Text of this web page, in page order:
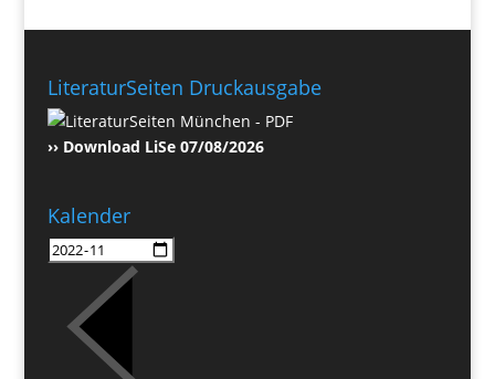
LiteraturSeiten Druckausgabe
›› Download LiSe 07/08/2026
Kalender